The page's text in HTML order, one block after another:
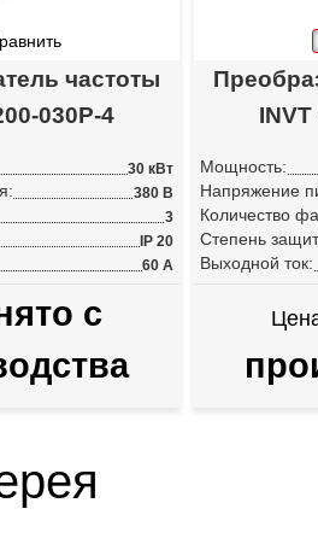
частоты
030P-4
30 кВт
380 В
3
IP 20
60 А
с
Мощность:
Напряжение
Количество
Степень
Выходной ток: